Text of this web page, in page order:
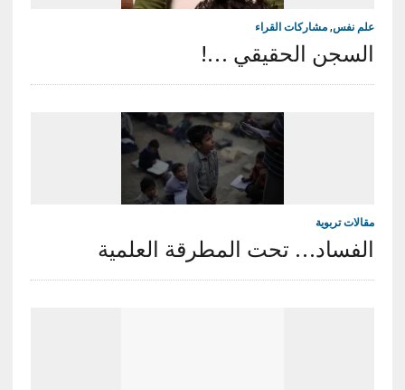
علم نفس, مشاركات القراء
السجن الحقيقي …!
مقالات تربوية
الفساد… تحت المطرقة العلمية